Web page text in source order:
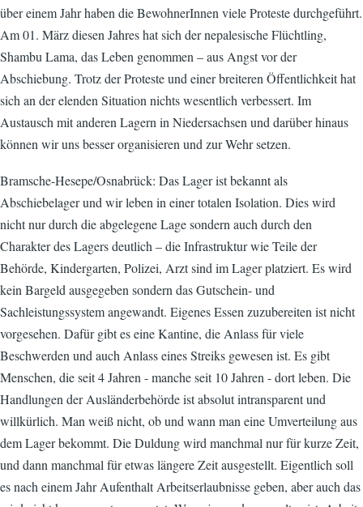
über einem Jahr haben die BewohnerInnen viele Proteste durchgeführt.
Am 01. März diesen Jahres hat sich der nepalesische Flüchtling,
Shambu Lama, das Leben genommen – aus Angst vor der
Abschiebung. Trotz der Proteste und einer breiteren Öffentlichkeit hat
sich an der elenden Situation nichts wesentlich verbessert. Im
Austausch mit anderen Lagern in Niedersachsen und darüber hinaus
können wir uns besser organisieren und zur Wehr setzen.
Bramsche-Hesepe/Osnabrück: Das Lager ist bekannt als
Abschiebelager und wir leben in einer totalen Isolation. Dies wird
nicht nur durch die abgelegene Lage sondern auch durch den
Charakter des Lagers deutlich – die Infrastruktur wie Teile der
Behörde, Kindergarten, Polizei, Arzt sind im Lager platziert. Es wird
kein Bargeld ausgegeben sondern das Gutschein- und
Sachleistungssystem angewandt. Eigenes Essen zuzubereiten ist nicht
vorgesehen. Dafür gibt es eine Kantine, die Anlass für viele
Beschwerden und auch Anlass eines Streiks gewesen ist. Es gibt
Menschen, die seit 4 Jahren - manche seit 10 Jahren - dort leben. Die
Handlungen der Ausländerbehörde ist absolut intransparent und
willkürlich. Man weiß nicht, ob und wann man eine Umverteilung aus
dem Lager bekommt. Die Duldung wird manchmal nur für kurze Zeit,
und dann manchmal für etwas längere Zeit ausgestellt. Eigentlich soll
es nach einem Jahr Aufenthalt Arbeitserlaubnisse geben, aber auch das